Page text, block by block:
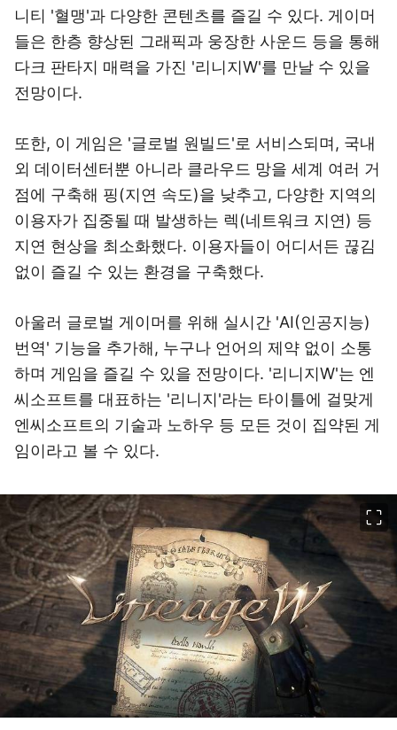
니티 '혈맹'과 다양한 콘텐츠를 즐길 수 있다. 게이머
들은 한층 향상된 그래픽과 웅장한 사운드 등을 통해
다크 판타지 매력을 가진 '리니지W'를 만날 수 있을
전망이다.
또한, 이 게임은 '글로벌 원빌드'로 서비스되며, 국내
외 데이터센터뿐 아니라 클라우드 망을 세계 여러 거
점에 구축해 핑(지연 속도)을 낮추고, 다양한 지역의
이용자가 집중될 때 발생하는 렉(네트워크 지연) 등
지연 현상을 최소화했다. 이용자들이 어디서든 끊김
없이 즐길 수 있는 환경을 구축했다.
아울러 글로벌 게이머를 위해 실시간 'AI(인공지능)
번역' 기능을 추가해, 누구나 언어의 제약 없이 소통
하며 게임을 즐길 수 있을 전망이다. '리니지W'는 엔
씨소프트를 대표하는 '리니지'라는 타이틀에 걸맞게
엔씨소프트의 기술과 노하우 등 모든 것이 집약된 게
임이라고 볼 수 있다.